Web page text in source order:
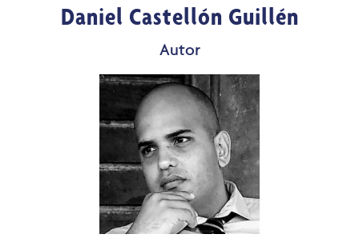
Daniel Castellón Guillén
Autor